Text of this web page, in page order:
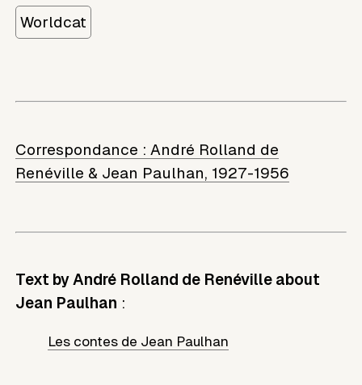
Worldcat
Correspondance : André Rolland de
Renéville & Jean Paulhan, 1927-1956
Text by André Rolland de Renéville about
Jean Paulhan :
Les contes de Jean Paulhan